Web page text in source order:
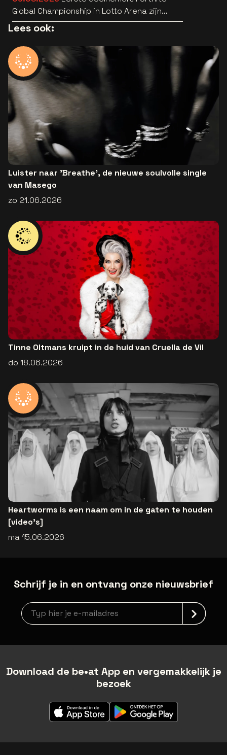
Global Championship in Lotto Arena zijn
bekend
Lees ook:
Luister naar 'Breathe', de nieuwe soulvolle single
van Masego
zo 21.06.2026
Tinne Oltmans kruipt in de huid van Cruella de Vil
do 18.06.2026
Heartworms is een naam om in de gaten te houden
[video's]
ma 15.06.2026
Schrijf je in en ontvang onze nieuwsbrief
Nieuwsbrief aanmelding
Download de be•at App en vergemakkelijk je
bezoek